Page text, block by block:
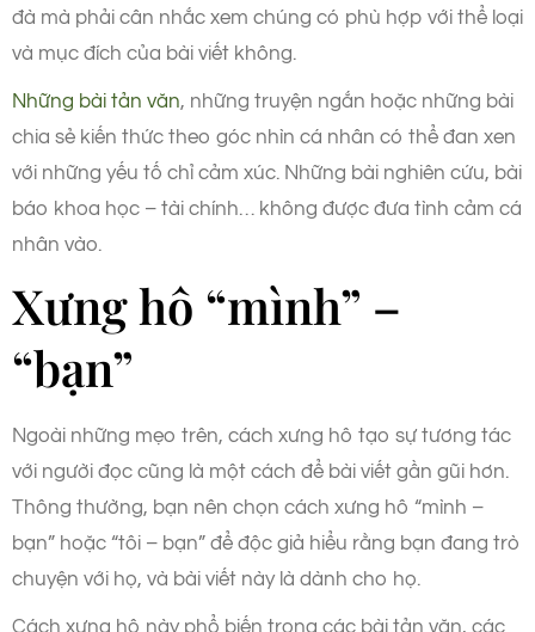
đà mà phải cân nhắc xem chúng có phù hợp với thể loại
và mục đích của bài viết không.
Những bài tản văn, những truyện ngắn hoặc những bài
chia sẻ kiến thức theo góc nhìn cá nhân có thể đan xen
với những yếu tố chỉ cảm xúc. Những bài nghiên cứu, bài
báo khoa học – tài chính… không được đưa tình cảm cá
nhân vào.
Xưng hô “mình” –
“bạn”
Ngoài những mẹo trên, cách xưng hô tạo sự tương tác
với người đọc cũng là một cách để bài viết gần gũi hơn.
Thông thường, bạn nên chọn cách xưng hô “mình –
bạn” hoặc “tôi – bạn” để độc giả hiểu rằng bạn đang trò
chuyện với họ, và bài viết này là dành cho họ.
Cách xưng hô này phổ biến trong các bài tản văn, các